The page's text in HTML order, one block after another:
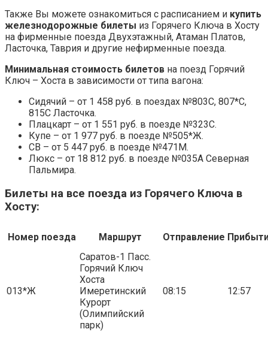
Также Вы можете ознакомиться с расписанием и купить
железнодорожные билеты из Горячего Ключа в Хосту
на фирменные поезда Двухэтажный, Атаман Платов,
Ласточка, Таврия и другие нефирменные поезда.
Минимальная стоимость билетов на поезд Горячий
Ключ – Хоста в зависимости от типа вагона:
Сидячий – от 1 458 руб. в поездах №803С, 807*С,
815С Ласточка.
Плацкарт – от 1 551 руб. в поезде №323С.
Купе – от 1 977 руб. в поезде №505*Ж.
СВ – от 5 447 руб. в поезде №471М.
Люкс – от 18 812 руб. в поезде №035А Северная
Пальмира.
Билеты на все поезда из Горячего Ключа в
Хосту:
Номер поезда Маршрут Отправление
013*Ж
Саратов-1 Пасс.
Горячий Ключ
Хоста
Имеретинский
Курорт
(Олимпийский
парк)
08:15 12:57